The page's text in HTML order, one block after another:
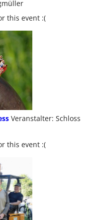
this event :(
Veranstalter: Schloss
this event :(